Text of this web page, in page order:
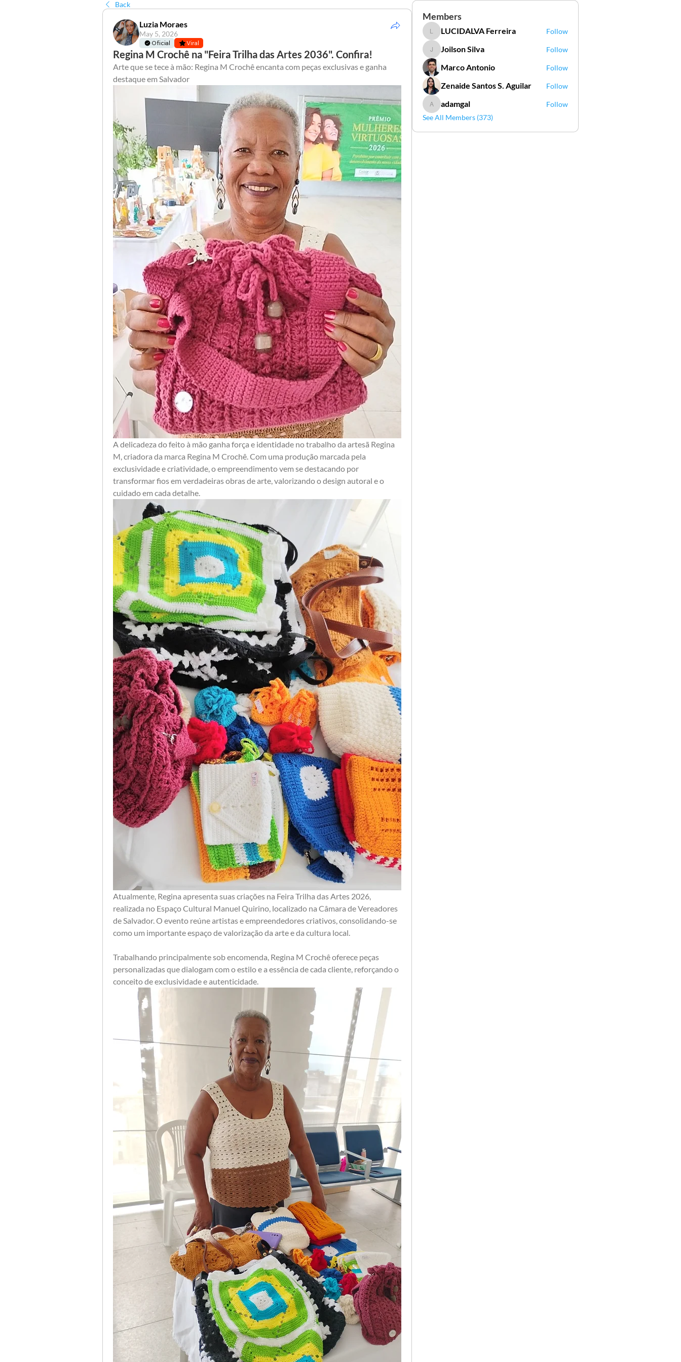
Back
Luzia Moraes
May 5, 2026
Oficial Viral
Regina M Crochê na "Feira Trilha das Artes 2036". Confira!
Arte que se tece à mão: Regina M Crochê encanta com peças exclusivas e ganha
destaque em Salvador
A delicadeza do feito à mão ganha força e identidade no trabalho da artesã Regina
M, criadora da marca Regina M Crochê. Com uma produção marcada pela
exclusividade e criatividade, o empreendimento vem se destacando por
transformar fios em verdadeiras obras de arte, valorizando o design autoral e o
cuidado em cada detalhe.
Atualmente, Regina apresenta suas criações na Feira Trilha das Artes 2026,
realizada no Espaço Cultural Manuel Quirino, localizado na Câmara de Vereadores
de Salvador. O evento reúne artistas e empreendedores criativos, consolidando-se
como um importante espaço de valorização da arte e da cultura local.
Trabalhando principalmente sob encomenda, Regina M Crochê oferece peças
personalizadas que dialogam com o estilo e a essência de cada cliente, reforçando o
conceito de exclusividade e autenticidade.
Members
LUCIDALVA Ferreira
LUCIDALVA Ferreira Follow
Joilson Silva
Joilson Silva Follow
Marco Antonio Follow
Zenaide Santos S. Aguilar Follow
adamgal
adamgal
Follow
See All Members (373)